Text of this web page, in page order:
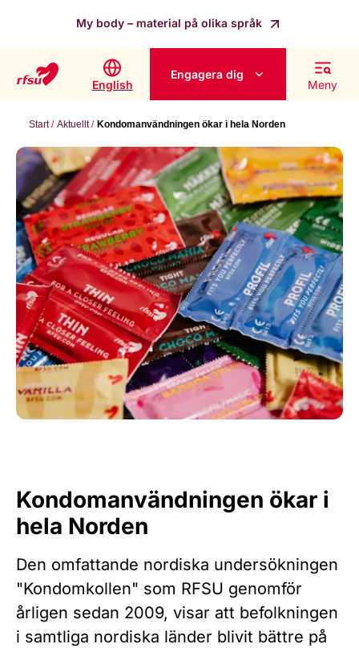
My body – material på olika språk
English
Engagera dig
Meny
Start Aktuellt Kondomanvändningen ökar i hela Norden
Kondomanvändningen ökar i
hela Norden
Den omfattande nordiska undersökningen
"Kondomkollen" som RFSU genomför
årligen sedan 2009, visar att befolkningen
i samtliga nordiska länder blivit bättre på